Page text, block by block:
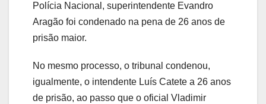
Polícia Nacional, superintendente Evandro
Aragão foi condenado na pena de 26 anos de
prisão maior.
No mesmo processo, o tribunal condenou,
igualmente, o intendente Luís Catete a 26 anos
de prisão, ao passo que o oficial Vladimir